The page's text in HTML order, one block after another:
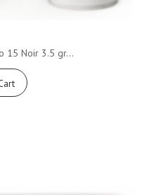
15 Noir 3.5 gr...